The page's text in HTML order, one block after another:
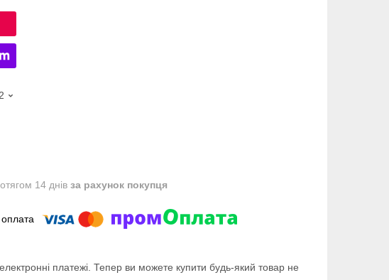
14 днів за рахунок покупця
платежі. Тепер ви можете купити будь-який товар не